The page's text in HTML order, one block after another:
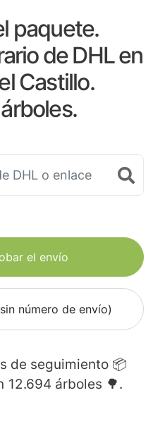
paquete.
de DHL en
Castillo.
el envío
número de envío)
de seguimiento 📦
12.694 árboles 🌳.